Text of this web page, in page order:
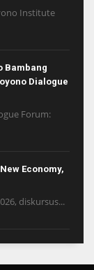
Institute
Bambang
Dialogue
Forum:
Economy,
diskursus...